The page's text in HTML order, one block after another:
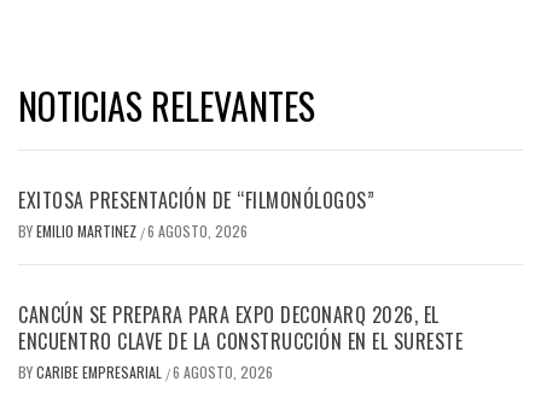
NOTICIAS RELEVANTES
EXITOSA PRESENTACIÓN DE “FILMONÓLOGOS”
BYEMILIO MARTINEZ /6 AGOSTO, 2026
CANCÚN SE PREPARA PARA EXPO DECONARQ 2026, EL
ENCUENTRO CLAVE DE LA CONSTRUCCIÓN EN EL SURESTE
BYCARIBE EMPRESARIAL /6 AGOSTO, 2026